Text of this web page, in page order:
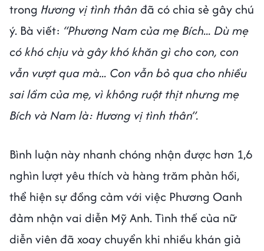
trong Hương vị tình thân đã có chia sẻ gây chú
ý. Bà viết: “Phương Nam của mẹ Bích... Dù mẹ
có khó chịu và gây khó khăn gì cho con, con
vẫn vượt qua mà... Con vẫn bỏ qua cho nhiều
sai lầm của mẹ, vì không ruột thịt nhưng mẹ
Bích và Nam là: Hương vị tình thân”.
Bình luận này nhanh chóng nhận được hơn 1,6
nghìn lượt yêu thích và hàng trăm phản hồi,
thể hiện sự đồng cảm với việc Phương Oanh
đảm nhận vai diễn Mỹ Anh. Tình thế của nữ
diễn viên đã xoay chuyển khi nhiều khán giả